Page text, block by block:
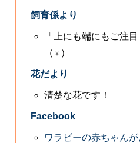
飼育係より
「上にも端にもご注
（♀）
花だより
清楚な花です！
Facebook
ワラビーの赤ちゃん